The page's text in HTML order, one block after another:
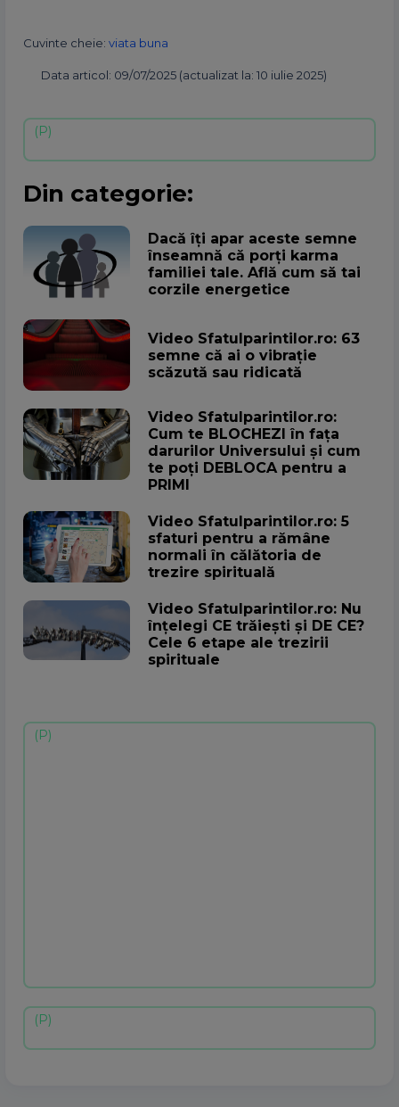
Cuvinte cheie: viata buna
Data articol: 09/07/2025 (actualizat la: 10 iulie 2025)
Din categorie:
Dacă îți apar aceste semne
înseamnă că porți karma
familiei tale. Află cum să tai
corzile energetice
Video Sfatulparintilor.ro: 63
semne că ai o vibrație
scăzută sau ridicată
Video Sfatulparintilor.ro:
Cum te BLOCHEZI în fața
darurilor Universului și cum
te poți DEBLOCA pentru a
PRIMI
Video Sfatulparintilor.ro: 5
sfaturi pentru a rămâne
normali în călătoria de
trezire spirituală
Video Sfatulparintilor.ro: Nu
înțelegi CE trăiești și DE CE?
Cele 6 etape ale trezirii
spirituale